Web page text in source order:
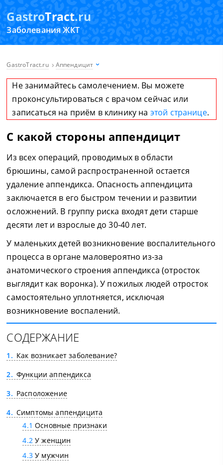
GastroTract.ru
Заболевания ЖКТ
GastroTract.ru Аппендицит
Не занимайтесь самолечением. Вы можете
проконсультироваться с врачом сейчас или
записаться на приём в клинику на этой странице.
С какой стороны аппендицит
Из всех операций, проводимых в области
брюшины, самой распространенной остается
удаление аппендикса. Опасность аппендицита
заключается в его быстром течении и развитии
осложнений. В группу риска входят дети старше
десяти лет и взрослые до 30-40 лет.
У маленьких детей возникновение воспалительного
процесса в органе маловероятно из-за
анатомического строения аппендикса (отросток
выглядит как воронка). У пожилых людей отросток
самостоятельно уплотняется, исключая
возникновение воспалений.
СОДЕРЖАНИЕ
1
Как возникает заболевание?
2
Функции аппендикса
3
Расположение
4
Симптомы аппендицита
4.1 Основные признаки
4.2У женщин
4.3У мужчин